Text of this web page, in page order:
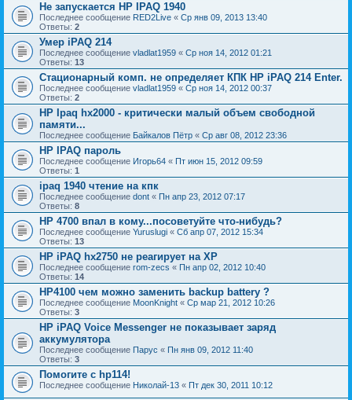
Не запускается HP IPAQ 1940
Последнее сообщение RED2Live « Ср янв 09, 2013 13:40
Ответы: 2
Умер iPAQ 214
Последнее сообщение vladlat1959 « Ср ноя 14, 2012 01:21
Ответы: 13
Стационарный комп. не определяет КПК HP iPAQ 214 Enter.
Последнее сообщение vladlat1959 « Ср ноя 14, 2012 00:37
Ответы: 2
HP Ipaq hx2000 - критически малый объем свободной
памяти...
Последнее сообщение Байкалов Пётр « Ср авг 08, 2012 23:36
HP IPAQ пароль
Последнее сообщение Игорь64 « Пт июн 15, 2012 09:59
Ответы: 1
ipaq 1940 чтение на кпк
Последнее сообщение dont « Пн апр 23, 2012 07:17
Ответы: 8
HP 4700 впал в кому...посоветуйте что-нибудь?
Последнее сообщение Yuruslugi « Сб апр 07, 2012 15:34
Ответы: 13
HP iPAQ hx2750 не реагирует на ХР
Последнее сообщение rom-zecs « Пн апр 02, 2012 10:40
Ответы: 14
HP4100 чем можно заменить backup battery ?
Последнее сообщение MoonKnight « Ср мар 21, 2012 10:26
Ответы: 3
HP iPAQ Voice Messenger не показывает заряд
аккумулятора
Последнее сообщение Парус « Пн янв 09, 2012 11:40
Ответы: 3
Помогите с hp114!
Последнее сообщение Николай-13 « Пт дек 30, 2011 10:12